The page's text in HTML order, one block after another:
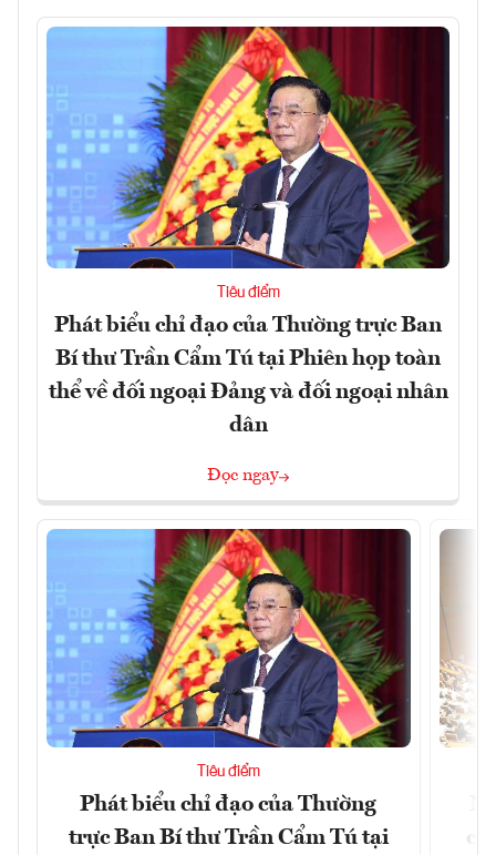
Tiêu điểm
Phát biểu chỉ đạo của Thường trực Ban
Bí thư Trần Cẩm Tú tại Phiên họp toàn
thể về đối ngoại Đảng và đối ngoại nhân
dân
Đọc ngay
Tiêu điểm
Phát biểu chỉ đạo của Thường
trực Ban Bí thư Trần Cẩm Tú tại